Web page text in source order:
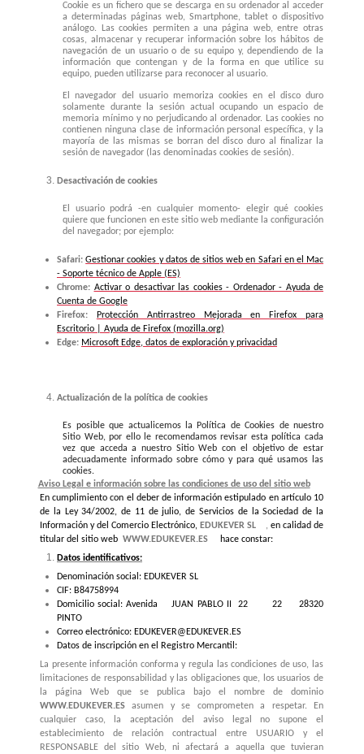
Cookie es un fichero que se descarga en su ordenador al acceder
a determinadas páginas web, Smartphone, tablet o dispositivo
análogo. Las cookies permiten a una página web, entre otras
cosas, almacenar y recuperar información sobre los hábitos de
navegación de un usuario o de su equipo y, dependiendo de la
información que contengan y de la forma en que utilice su
equipo, pueden utilizarse para reconocer al usuario.
El navegador del usuario memoriza cookies en el disco duro
solamente durante la sesión actual ocupando un espacio de
memoria mínimo y no perjudicando al ordenador. Las cookies no
contienen ninguna clase de información personal específica, y la
mayoría de las mismas se borran del disco duro al finalizar la
sesión de navegador (las denominadas cookies de sesión).
Desactivación de cookies
El usuario podrá -en cualquier momento- elegir qué cookies
quiere que funcionen en este sitio web mediante la configuración
del navegador; por ejemplo:
Safari: Gestionar cookies y datos de sitios web en Safari en el Mac
- Soporte técnico de Apple (ES)
Chrome: Activar o desactivar las cookies - Ordenador - Ayuda de
Cuenta de Google
Firefox:
Protección Antirrastreo Mejorada en Firefox para
Escritorio | Ayuda de Firefox (mozilla.org)
Edge: Microsoft Edge, datos de exploración y privacidad
Actualización de la política de cookies
Es posible que actualicemos la Política de Cookies de nuestro
Sitio Web, por ello le recomendamos revisar esta política cada
vez que acceda a nuestro Sitio Web con el objetivo de estar
adecuadamente informado sobre cómo y para qué usamos las
cookies.
Aviso Legal e información sobre las condiciones de uso del sitio web
En cumplimiento con el deber de información estipulado en artículo 10
de la Ley 34/2002, de 11 de julio, de Servicios de la Sociedad de la
Información y del Comercio Electrónico, EDUKEVER SL ,en calidad de
titular del sitio web WWW.EDUKEVER.ES
hace constar:
Datos identificativos:
Denominación social: EDUKEVER SL
CIF: B84758994
Domicilio social: Avenida JUAN PABLO II 22 22 28320
PINTO
Correo electrónico: EDUKEVER@EDUKEVER.ES
Datos de inscripción en el Registro Mercantil:
La presente información conforma y regula las condiciones de uso, las
limitaciones de responsabilidad y las obligaciones que, los usuarios de
la página Web que se publica bajo el nombre de dominio
WWW.EDUKEVER.ES
asumen y se comprometen a respetar. En
cualquier caso, la aceptación del aviso legal no supone el
establecimiento de relación contractual entre USUARIO y el
RESPONSABLE del sitio Web, ni afectará a aquella que tuvieran